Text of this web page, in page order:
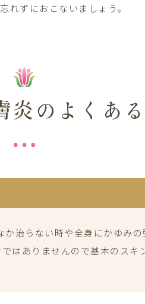
れずにおこないましょう。
炎のよくあ
治らない時や全身にかゆみ
はありませんので基本のス